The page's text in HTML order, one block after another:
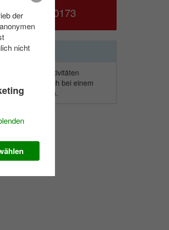
039953 70173
der Auswahl Aktivitäten
einfach bei einem
auf
klicken.
der
nicht